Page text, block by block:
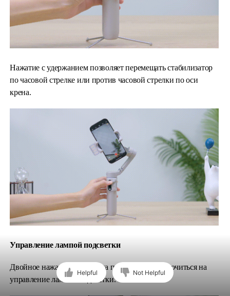
Нажатие с удержанием позволяет перемещать стабилизатор
по часовой стрелке или против часовой стрелки по оси
крена.
Управление лампой подсветки
Двойное нажатие джойстика позволяет переключиться на
управление лампой подсветки.
Helpful Not Helpful